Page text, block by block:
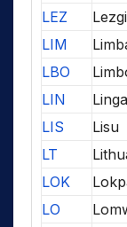
LEZ
Lezgi
LIM
LBO
LIN
LIS
Lisu
LT
LOK
LO